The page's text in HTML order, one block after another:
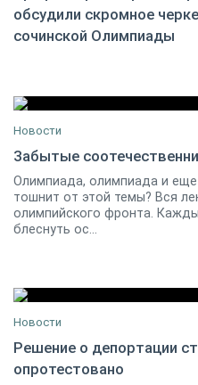
14 февраля 2014
обсудили скромное
сочинской Олимпиады
14 февраля 2014
Новости
Забытые
Олимпиада, олимпиада и
тошнит от этой темы? Вся
олимпийского фронта.
блеснуть ос...
16 февраля 2014
Новости
Решение о депортации
опротестовано